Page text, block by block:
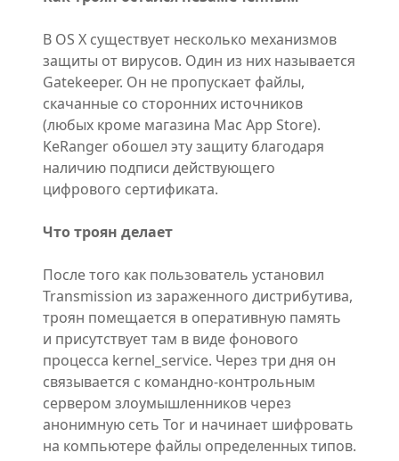
В OS X существует несколько механизмов
защиты от вирусов. Один из них называется
Gatekeeper. Он не пропускает файлы,
скачанные со сторонних источников
(любых кроме магазина Mac App Store).
KeRanger обошел эту защиту благодаря
наличию подписи действующего
цифрового сертификата.
Что троян делает
После того как пользователь установил
Transmission из зараженного дистрибутива,
троян помещается в оперативную память
и присутствует там в виде фонового
процесса kernel_service. Через три дня он
связывается с командно-контрольным
сервером злоумышленников через
анонимную сеть Tor и начинает шифровать
на компьютере файлы определенных типов.